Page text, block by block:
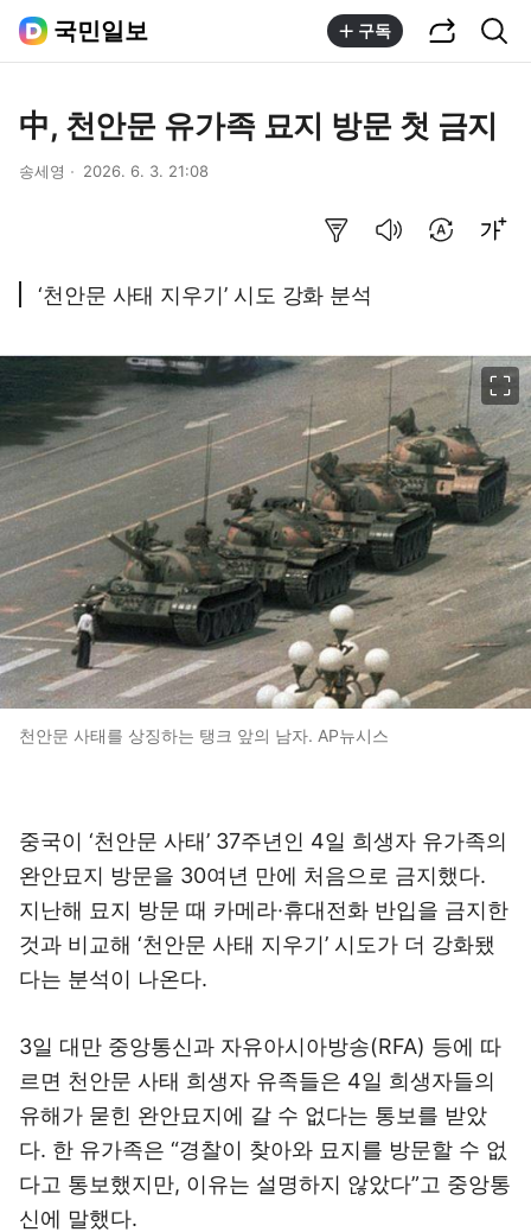
국민일보 구독
中, 천안문 유가족 묘지 방문 첫 금지
송세영 2026. 6. 3. 21:08
‘천안문 사태 지우기’ 시도 강화 분석
천안문 사태를 상징하는 탱크 앞의 남자. AP뉴시스
중국이 ‘천안문 사태’ 37주년인 4일 희생자 유가족의
완안묘지 방문을 30여년 만에 처음으로 금지했다.
지난해 묘지 방문 때 카메라·휴대전화 반입을 금지한
것과 비교해 ‘천안문 사태 지우기’ 시도가 더 강화됐
다는 분석이 나온다.
3일 대만 중앙통신과 자유아시아방송(RFA) 등에 따
르면 천안문 사태 희생자 유족들은 4일 희생자들의
유해가 묻힌 완안묘지에 갈 수 없다는 통보를 받았
다. 한 유가족은 “경찰이 찾아와 묘지를 방문할 수 없
다고 통보했지만, 이유는 설명하지 않았다”고 중앙통
신에 말했다.